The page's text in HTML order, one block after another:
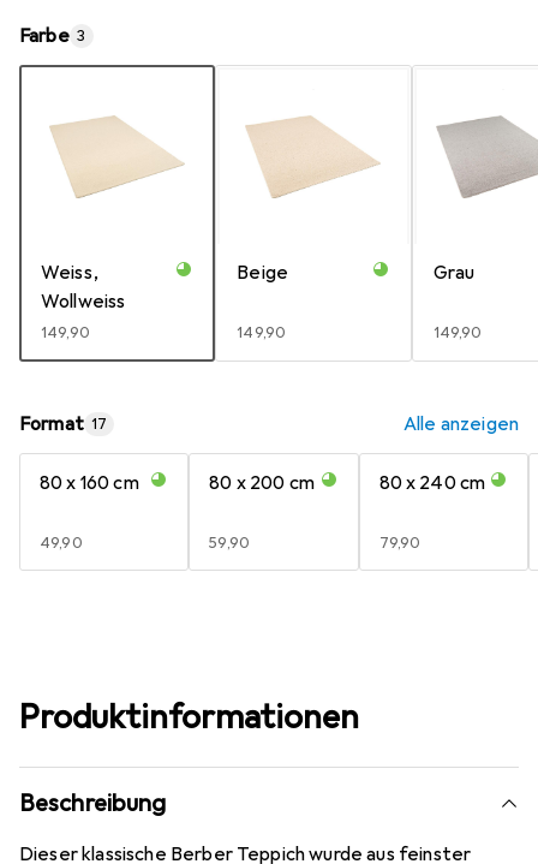
Farbe 3
Weiss,
Wollweiss
EUR
149,90
Beige
EUR
149,90
Grau
EUR
149,90
Format 17 Alle anzeigen
80 x 160 cm
EUR
49,90
80 x 200 cm
EUR
59,90
80 x 240 cm
EUR
79,90
Produktinformationen
Beschreibung
Dieser klassische Berber Teppich wurde aus feinster